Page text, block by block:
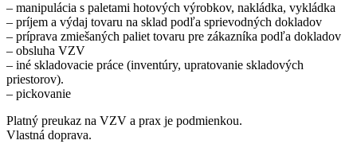
– manipulácia s paletami hotových výrobkov, nakládka, vykládka
– príjem a výdaj tovaru na sklad podľa sprievodných dokladov
– príprava zmiešaných paliet tovaru pre zákazníka podľa dokladov
– obsluha VZV
– iné skladovacie práce (inventúry, upratovanie skladových
priestorov).
– pickovanie
Platný preukaz na VZV a prax je podmienkou.
Vlastná doprava.